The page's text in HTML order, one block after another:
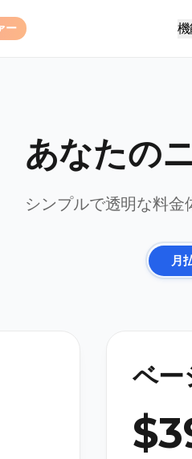
ー
あなたの
シンプルで透明な料金
月
ベー